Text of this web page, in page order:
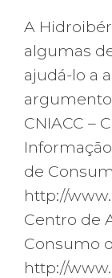
A
algumas
ajudá-lo a
CNIACC –
de
http://
Centro de
Consumo
http://